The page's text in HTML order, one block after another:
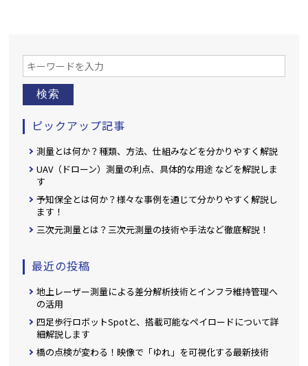
検索
ピックアップ記事
測量とは何か？種類、方法、仕組みなどを分かりやすく解説
UAV（ドローン）測量の利点、具体的な用途 などを解説しま
す
予知保全とは何か？様々な事例を通じて分かりやすく解説し
ます！
三次元測量とは？三次元測量の技術や手法など徹底解説！
最近の投稿
地上レーザー測量による差分解析技術とインフラ維持管理へ
の活用
四足歩行ロボットSpotと、搭載可能なペイロードについて詳
細解説します
橋の点検が変わる！映像で「ゆれ」を可視化する最新技術